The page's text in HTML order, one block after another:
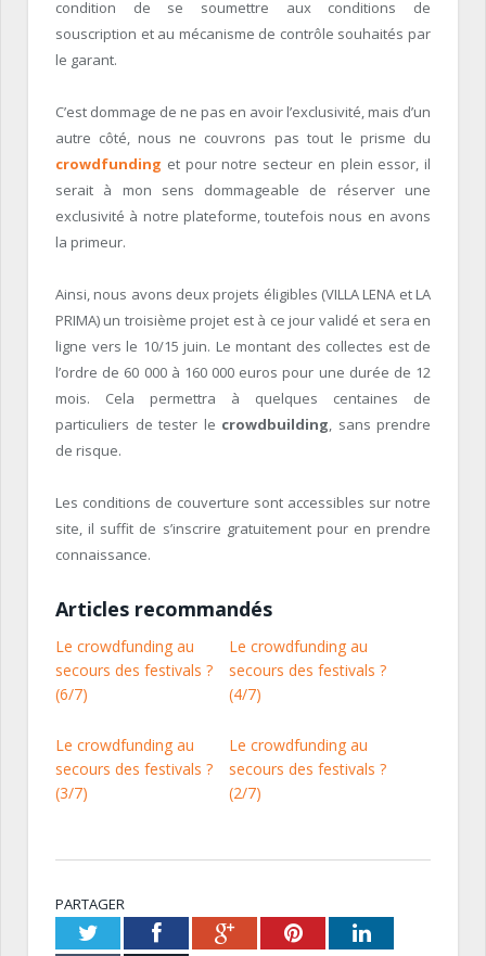
condition de se soumettre aux conditions de
souscription et au mécanisme de contrôle souhaités par
le garant.
C’est dommage de ne pas en avoir l’exclusivité, mais d’un
autre côté, nous ne couvrons pas tout le prisme du
crowdfunding et pour notre secteur en plein essor, il
serait à mon sens dommageable de réserver une
exclusivité à notre plateforme, toutefois nous en avons
la primeur.
Ainsi, nous avons deux projets éligibles (VILLA LENA et LA
PRIMA) un troisième projet est à ce jour validé et sera en
ligne vers le 10/15 juin. Le montant des collectes est de
l’ordre de 60 000 à 160 000 euros pour une durée de 12
mois. Cela permettra à quelques centaines de
particuliers de tester le crowdbuilding, sans prendre
de risque.
Les conditions de couverture sont accessibles sur notre
site, il suffit de s’inscrire gratuitement pour en prendre
connaissance.
Articles recommandés
Le crowdfunding au
secours des festivals ?
(6/7)
Le crowdfunding au
secours des festivals ?
(4/7)
Le crowdfunding au
secours des festivals ?
(3/7)
Le crowdfunding au
secours des festivals ?
(2/7)
PARTAGER
TwitterFacebookGoogle+PinterestLinkedIn